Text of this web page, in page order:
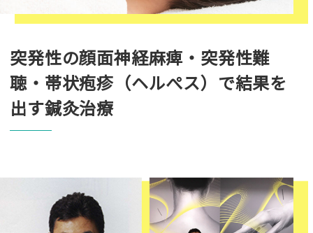
突発性の顔面神経麻痺・突発性難
聴・帯状疱疹（ヘルぺス）で結果を
出す鍼灸治療